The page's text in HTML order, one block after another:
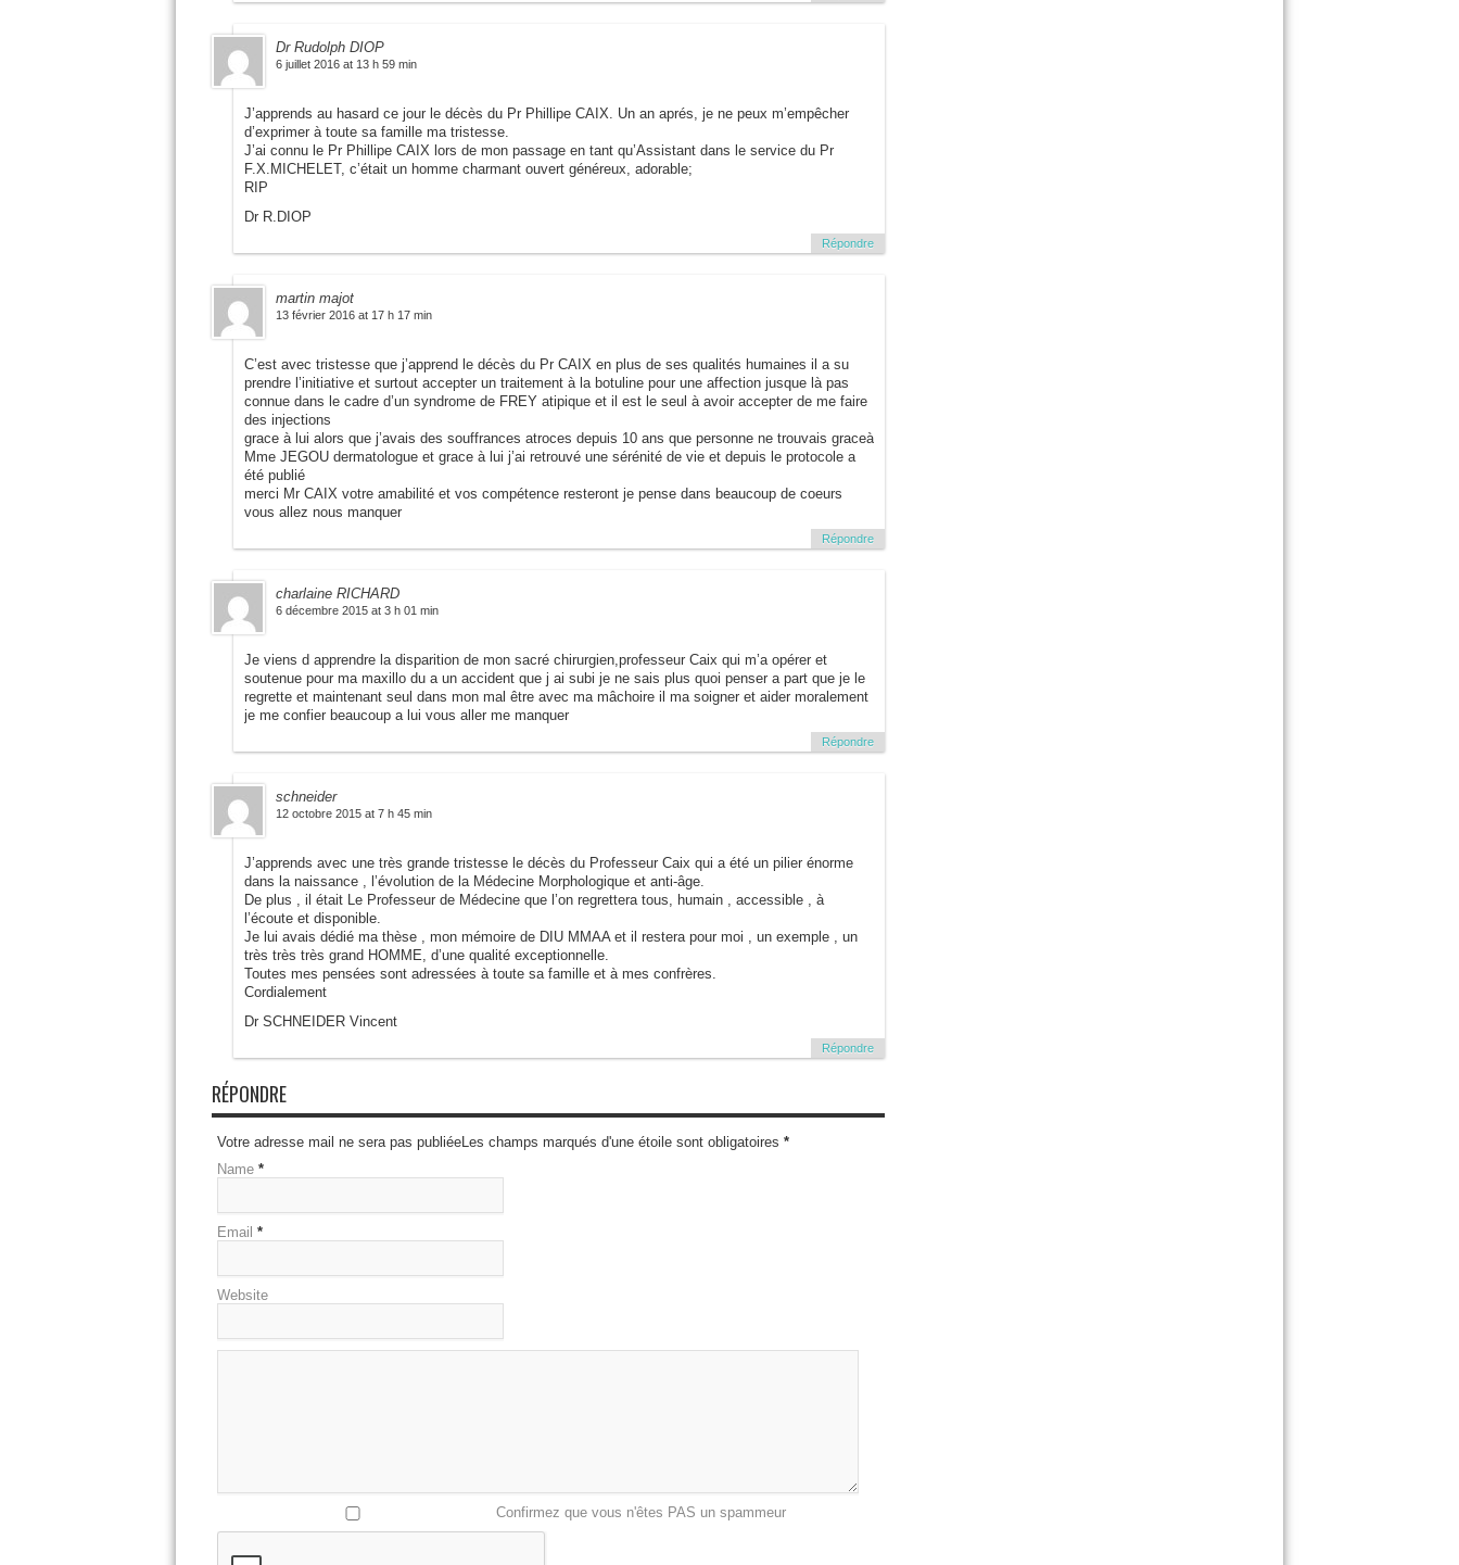
Dr Rudolph DIOP
6 juillet 2016 at 13 h 59 min
J’apprends au hasard ce jour le décès du Pr Phillipe CAIX. Un an aprés, je ne peux m’empêcher
d’exprimer à toute sa famille ma tristesse.
J’ai connu le Pr Phillipe CAIX lors de mon passage en tant qu’Assistant dans le service du Pr
F.X.MICHELET, c’était un homme charmant ouvert généreux, adorable;
RIP
Dr R.DIOP
Répondre
martin majot
13 février 2016 at 17 h 17 min
C’est avec tristesse que j’apprend le décès du Pr CAIX en plus de ses qualités humaines il a su
prendre l’initiative et surtout accepter un traitement à la botuline pour une affection jusque là pas
connue dans le cadre d’un syndrome de FREY atipique et il est le seul à avoir accepter de me faire
des injections
grace à lui alors que j’avais des souffrances atroces depuis 10 ans que personne ne trouvais graceà
Mme JEGOU dermatologue et grace à lui j’ai retrouvé une sérénité de vie et depuis le protocole a
été publié
merci Mr CAIX votre amabilité et vos compétence resteront je pense dans beaucoup de coeurs
vous allez nous manquer
Répondre
charlaine RICHARD
6 décembre 2015 at 3 h 01 min
Je viens d apprendre la disparition de mon sacré chirurgien,professeur Caix qui m’a opérer et
soutenue pour ma maxillo du a un accident que j ai subi je ne sais plus quoi penser a part que je le
regrette et maintenant seul dans mon mal être avec ma mâchoire il ma soigner et aider moralement
je me confier beaucoup a lui vous aller me manquer
Répondre
schneider
12 octobre 2015 at 7 h 45 min
J’apprends avec une très grande tristesse le décès du Professeur Caix qui a été un pilier énorme
dans la naissance , l’évolution de la Médecine Morphologique et anti-âge.
De plus , il était Le Professeur de Médecine que l’on regrettera tous, humain , accessible , à
l’écoute et disponible.
Je lui avais dédié ma thèse , mon mémoire de DIU MMAA et il restera pour moi , un exemple , un
très très très grand HOMME, d’une qualité exceptionnelle.
Toutes mes pensées sont adressées à toute sa famille et à mes confrères.
Cordialement
Dr SCHNEIDER Vincent
Répondre
RÉPONDRE
Votre adresse mail ne sera pas publiéeLes champs marqués d'une étoile sont obligatoires *
Name *
Email *
Website
Confirmez que vous n'êtes PAS un spammeur